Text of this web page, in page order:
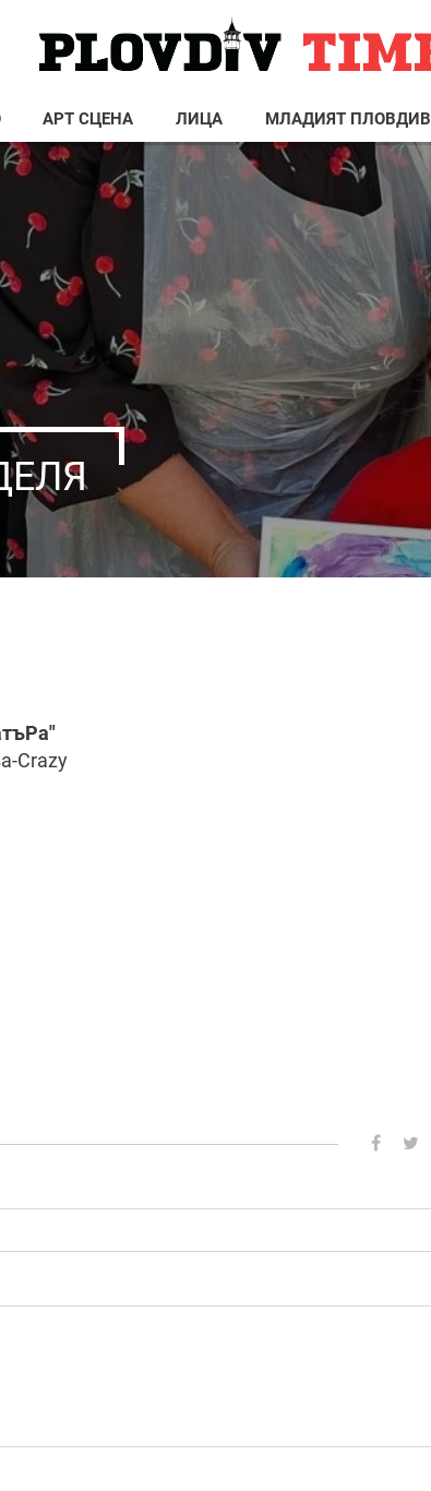
АРТ СЦЕНА ЛИЦА МЛАДИЯТ ПЛОВДИВ
Crazy